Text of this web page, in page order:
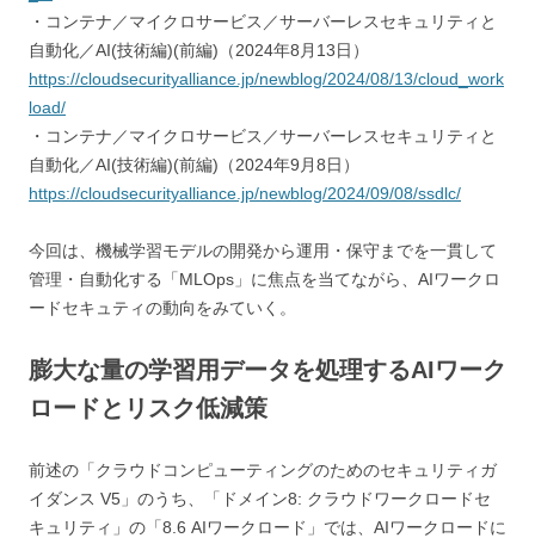
・コンテナ／マイクロサービス／サーバーレスセキュリティと
自動化／AI(技術編)(前編)（2024年8月13日）
https://cloudsecurityalliance.jp/newblog/2024/08/13/cloud_work
load/
・コンテナ／マイクロサービス／サーバーレスセキュリティと
自動化／AI(技術編)(前編)（2024年9月8日）
https://cloudsecurityalliance.jp/newblog/2024/09/08/ssdlc/
今回は、機械学習モデルの開発から運用・保守までを一貫して
管理・自動化する「MLOps」に焦点を当てながら、AIワークロ
ードセキュティの動向をみていく。
膨大な量の学習用データを処理するAIワーク
ロードとリスク低減策
前述の「クラウドコンピューティングのためのセキュリティガ
イダンス V5」のうち、「ドメイン8: クラウドワークロードセ
キュリティ」の「8.6 AIワークロード」では、AIワークロードに